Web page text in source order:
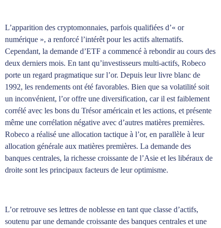
L’apparition des cryptomonnaies, parfois qualifiées d’« or
numérique », a renforcé l’intérêt pour les actifs alternatifs.
Cependant, la demande d’ETF a commencé à rebondir au cours des
deux derniers mois. En tant qu’investisseurs multi-actifs, Robeco
porte un regard pragmatique sur l’or. Depuis leur livre blanc de
1992, les rendements ont été favorables. Bien que sa volatilité soit
un inconvénient, l’or offre une diversification, car il est faiblement
corrélé avec les bons du Trésor américain et les actions, et présente
même une corrélation négative avec d’autres matières premières.
Robeco a réalisé une allocation tactique à l’or, en parallèle à leur
allocation générale aux matières premières. La demande des
banques centrales, la richesse croissante de l’Asie et les libéraux de
droite sont les principaux facteurs de leur optimisme.
L’or retrouve ses lettres de noblesse en tant que classe d’actifs,
soutenu par une demande croissante des banques centrales et une